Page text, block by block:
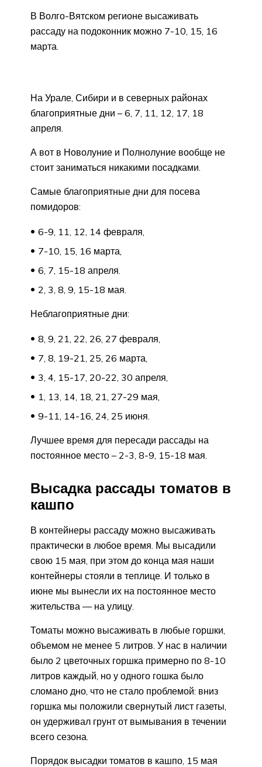
В Волго-Вятском регионе высаживать
рассаду на подоконник можно 7-10, 15, 16
марта.
На Урале, Сибири и в северных районах
благоприятные дни – 6, 7, 11, 12, 17, 18
апреля.
А вот в Новолуние и Полнолуние вообще не
стоит заниматься никакими посадками.
Самые благоприятные дни для посева
помидоров:
6-9, 11, 12, 14 февраля,
7-10, 15, 16 марта,
6, 7, 15-18 апреля.
2, 3, 8, 9, 15-18 мая.
Неблагоприятные дни:
8, 9, 21, 22, 26, 27 февраля,
7, 8, 19-21, 25, 26 марта,
3, 4, 15-17, 20-22, 30 апреля,
1, 13, 14, 18, 21, 27-29 мая,
9-11, 14-16, 24, 25 июня.
Лучшее время для пересади рассады на
постоянное место – 2-3, 8-9, 15-18 мая.
Высадка рассады томатов в
кашпо
В контейнеры рассаду можно высаживать
практически в любое время. Мы высадили
свою 15 мая, при этом до конца мая наши
контейнеры стояли в теплице. И только в
июне мы вынесли их на постоянное место
жительства — на улицу.
Томаты можно высаживать в любые горшки,
объемом не менее 5 литров. У нас в наличии
было 2 цветочных горшка примерно по 8-10
литров каждый, но у одного гошка было
сломано дно, что не стало проблемой: вниз
горшка мы положили свернутый лист газеты,
он удерживал грунт от вымывания в течении
всего сезона.
Порядок высадки томатов в кашпо, 15 мая